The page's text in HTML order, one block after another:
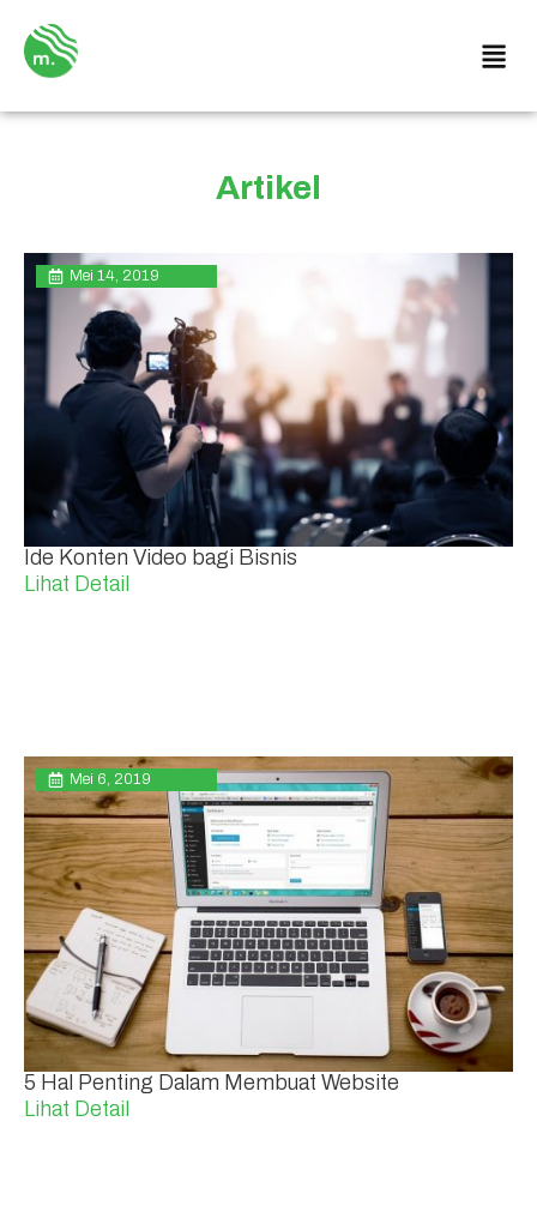
Artikel
Mei 14, 2019
Ide Konten Video bagi Bisnis
Lihat Detail
Mei 6, 2019
5 Hal Penting Dalam Membuat Website
Lihat Detail